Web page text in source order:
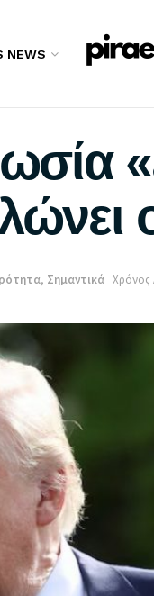
NEWS
, Σημαντικά Χρόνος